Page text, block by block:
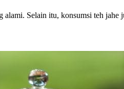
alami. Selain itu, konsumsi teh